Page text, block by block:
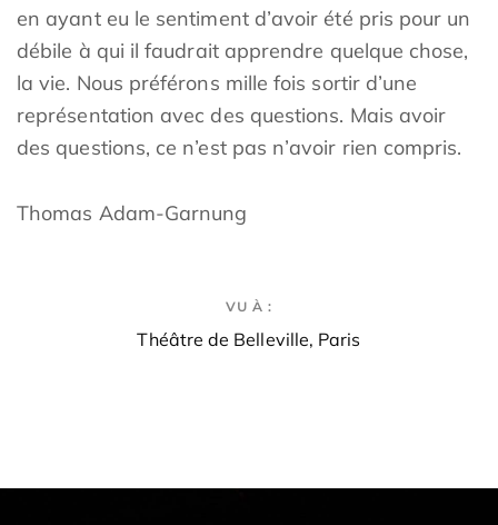
en ayant eu le sentiment d’avoir été pris pour un
débile à qui il faudrait apprendre quelque chose,
la vie. Nous préférons mille fois sortir d’une
représentation avec des questions. Mais avoir
des questions, ce n’est pas n’avoir rien compris.
Thomas Adam-Garnung
VU À :
Théâtre de Belleville, Paris